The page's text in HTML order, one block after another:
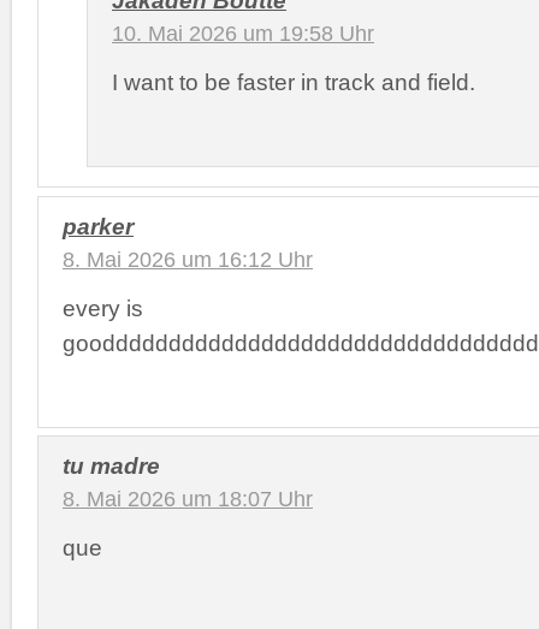
10. Mai 2026 um 19:58 Uhr
I want to be faster in track and field.
parker
8. Mai 2026 um 16:12 Uhr
every is
tu madre
8. Mai 2026 um 18:07 Uhr
que